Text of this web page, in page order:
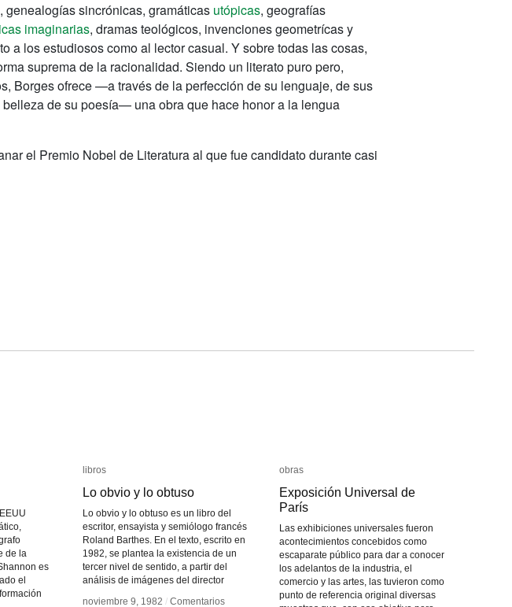
, genealogías sincrónicas, gramáticas utópicas, geografías
imaginarias, dramas teológicos, invenciones geometrícas y
a los estudiosos como al lector casual. Y sobre todas las cosas,
suprema de la racionalidad. Siendo un literato puro pero,
Borges ofrece —a través de la perfección de su lenguaje, de sus
de su poesía— una obra que hace honor a la lengua
el Premio Nobel de Literatura al que fue candidato durante casi
de la
es
el
libros
Lo obvio y lo obtuso
Lo obvio y lo obtuso es un libro del
escritor, ensayista y semiólogo francés
Roland Barthes. En el texto, escrito en
1982, se plantea la existencia de un
tercer nivel de sentido, a partir del
análisis de imágenes del director
noviembre 9, 1982 / Comentarios
libros
Lo obvio y lo obtuso
noviembre 9, 1982 / Comentarios
obras
Exposición Universal de
París
Las exhibiciones universales fueron
acontecimientos concebidos como
escaparate público para dar a conocer
los adelantos de la industria, el
comercio y las artes, las tuvieron como
punto de referencia original diversas
obras
Exposición Universal de
París